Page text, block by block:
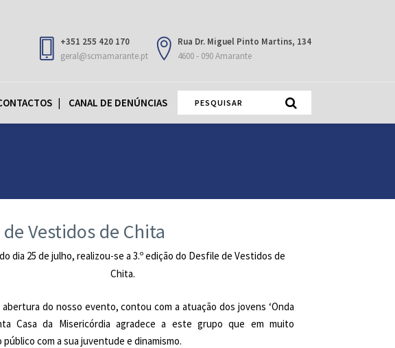
+351 255 420 170
geral@scmamarante.pt
Rua Dr. Miguel Pinto Martins, 134
4600 - 090 Amarante
CANAL DE DENÚNCIAS
Vestidos de Chita
dia 25 de julho, realizou-se a 3.º edição do Desfile de Vestidos de
Chita.
abertura do nosso evento, contou com a atuação dos jovens ‘Onda
Casa da Misericórdia agradece a este grupo que em muito
com a sua juventude e dinamismo.